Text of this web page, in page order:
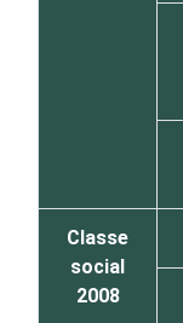
Classe
social
2008